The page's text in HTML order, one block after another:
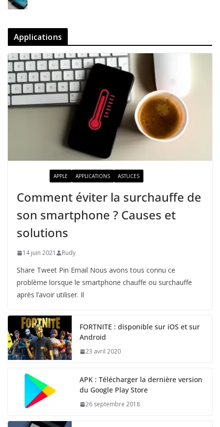
Applications
APPLE APPLICATIONS ASTUCES
Comment éviter la surchauffe de
son smartphone ? Causes et
solutions
14 juin 2021 Rudy
Share Tweet Pin Email Nous avons tous connu ce
problème lorsque le smartphone chauffe ou surchauffe
après l’avoir utiliser. Il
FORTNITE : disponible sur iOS et sur
Android
23 avril 2020
APK : Télécharger la dernière version
du Google Play Store
26 septembre 2018